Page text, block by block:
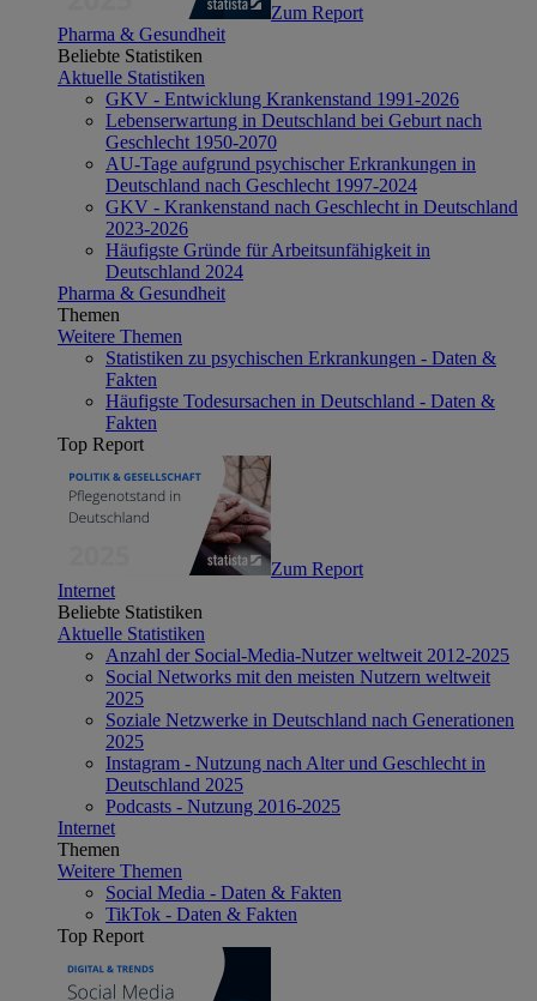
Zum Report
Pharma & Gesundheit
Beliebte Statistiken
Aktuelle Statistiken
GKV - Entwicklung Krankenstand 1991-2026
Lebenserwartung in Deutschland bei Geburt nach
Geschlecht 1950-2070
AU-Tage aufgrund psychischer Erkrankungen in
Deutschland nach Geschlecht 1997-2024
GKV - Krankenstand nach Geschlecht in Deutschland
2023-2026
Häufigste Gründe für Arbeitsunfähigkeit in
Deutschland 2024
Pharma & Gesundheit
Themen
Weitere Themen
Statistiken zu psychischen Erkrankungen - Daten &
Fakten
Häufigste Todesursachen in Deutschland - Daten &
Fakten
Top Report
Zum Report
Internet
Beliebte Statistiken
Aktuelle Statistiken
Anzahl der Social-Media-Nutzer weltweit 2012-2025
Social Networks mit den meisten Nutzern weltweit
2025
Soziale Netzwerke in Deutschland nach Generationen
2025
Instagram - Nutzung nach Alter und Geschlecht in
Deutschland 2025
Podcasts - Nutzung 2016-2025
Internet
Themen
Weitere Themen
Social Media - Daten & Fakten
TikTok - Daten & Fakten
Top Report